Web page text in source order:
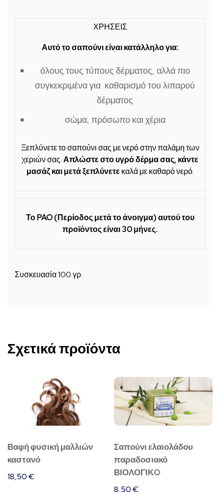
ΧΡΗΣΕΙΣ
Αυτό το σαπούνι είναι κατάλληλο για:
όλους τους τύπους δέρματος, αλλά πιο
συγκεκριμένα για καθαρισμό του λιπαρού
δέρματος
σώμα, πρόσωπο και χέρια
Ξεπλύνετε το σαπούνι σας με νερό στην παλάμη των
χεριών σας.Απλώστε στο υγρό δέρμα σας, κάντε
μασάζ και μετά ξεπλύνετεκαλά με καθαρό νερό.
Το PAO (Περίοδος μετά το άνοιγμα) αυτού του
προϊόντος είναι 30 μήνες.
Συσκευασία 100 γρ.
Σχετικά προϊόντα
Βαφή φυσική μαλλιών
καστανό
18,50€
Σαπούνι ελαιολάδου
παραδοσιακό
ΒΙΟΛΟΓΙΚO
8,50€